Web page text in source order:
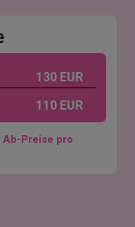
130 EUR
110 EUR
Preise pro